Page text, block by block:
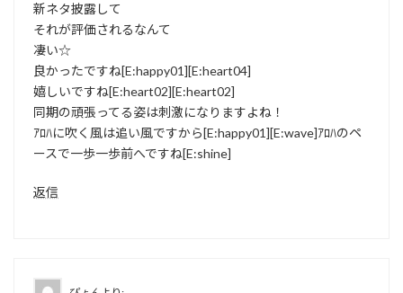
新ネタ披露して
それが評価されるなんて
凄い☆
良かったですね[E:happy01][E:heart04]
嬉しいですね[E:heart02][E:heart02]
同期の頑張ってる姿は刺激になりますよね！
ｱﾛﾊに吹く風は追い風ですから[E:happy01][E:wave]ｱﾛﾊのペ
ースで一歩一歩前へですね[E:shine]
返信